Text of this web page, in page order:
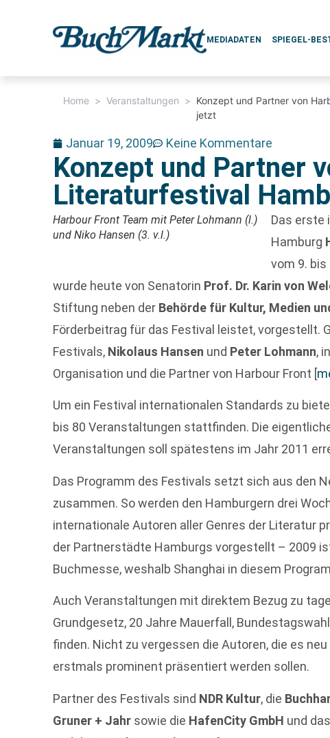
MEDIADATEN SPIEGEL-
Home > Veranstaltungen > Konzept und Partner von
jetzt
Januar 19, 2009 Keine Kommentare
Konzept und Partner
Literaturfestival
Harbour Front Team mit Peter Lohmann (l.)
und Niko Hansen (3. v.l.)
Das erste
Hamburg
vom 9.
wurde heute von Senatorin Prof. Dr. Karin von
Stiftung neben der Behörde für Kultur, Medien
Förderbeitrag für das Festival leistet, vorgestellt.
Festivals, Nikolaus Hansen und Peter Lohmann,
Organisation und die Partner von Harbour Front [
Um ein Festival internationalen Standards zu
bis 80 Veranstaltungen stattfinden. Die
Veranstaltungen soll spätestens im Jahr 2011
Das Programm des Festivals setzt sich aus den
zusammen. So werden den Hamburgern drei
internationale Autoren aller Genres der Literatur
der Partnerstädte Hamburgs vorgestellt – 2009
Buchmesse, weshalb Shanghai in diesem
Auch Veranstaltungen mit direktem Bezug zu
Grundgesetz, 20 Jahre Mauerfall,
finden. Nicht zu vergessen die Autoren, die es
erstmals prominent präsentiert werden sollen.
Partner des Festivals sind NDR Kultur, die
Gruner + Jahr sowie die HafenCity GmbH und das